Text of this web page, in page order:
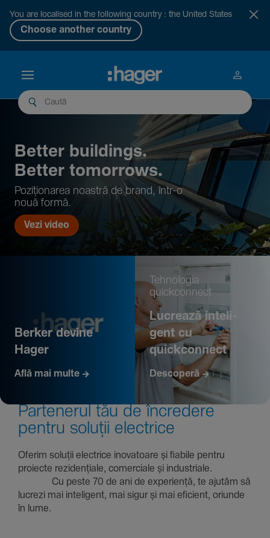
You are localised in the following country : the United States
Choose another country
Better buil­dings.
Better tomor­rows.
Pozi­țio­narea noastră de brand, într-o
nouă formă.
Vezi video
Berker devine
Hager
Află mai multe
Tehno­logia
quickconnect
Lucrează inte­li­
gent cu
quickconnect
Descoperă
Parte­nerul tău de încre­dere
pentru soluții electrice
Oferim soluții electrice inova­toare și fiabile pentru
proiecte rezi­den­țiale, comer­ciale și indus­triale.
Cu peste 70 de ani de expe­riență, te ajutăm să
lucrezi mai inte­li­gent, mai sigur și mai eficient, oriunde
în lume.